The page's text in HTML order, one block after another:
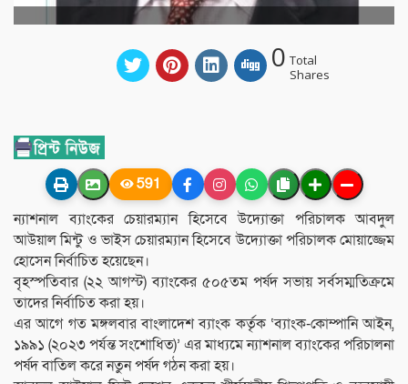
0 Total
Shares
591
ন্যাশনাল ব্যাংকের চেয়ারম্যান হিসেবে উদ্যোক্তা পরিচালক আবদুল
আউয়াল মিন্টু ও ভাইস চেয়ারম্যান হিসেবে উদ্যোক্তা পরিচালক মোয়াজ্জেম
হোসেন নির্বাচিত হয়েছেন।
বৃহস্পতিবার (২২ আগস্ট) ব্যাংকের ৫০৫তম পর্ষদ সভায় সর্বসম্মতিক্রমে
তাদের নির্বাচিত করা হয়।
এর আগে গত মঙ্গলবার বাংলাদেশ ব্যাংক কর্তৃক ‘ব্যাংক-কোম্পানি আইন,
১৯৯১ (২০২৩ পর্যন্ত সংশোধিত)’ এর মাধ্যমে ন্যাশনাল ব্যাংকের পরিচালনা
পর্ষদ বাতিল করে নতুন পর্ষদ গঠন করা হয়।